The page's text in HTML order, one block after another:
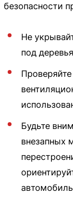
безопасности
Не
под
Будьте
внезапных